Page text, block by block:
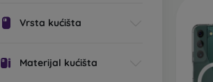
Vrsta kućišta
Materijal kućišta